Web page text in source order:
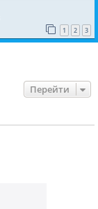
1 2 3
Перейти